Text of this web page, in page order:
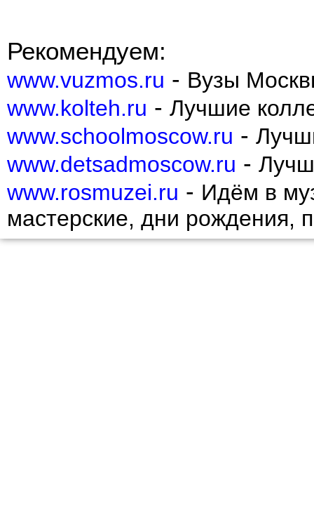
Рекомендуем:
www.vuzmos.ru - Вузы
www.kolteh.ru - Лучшие
www.schoolmoscow.ru -
www.detsadmoscow.ru -
www.rosmuzei.ru - Идём в
мастерские, дни рождения,